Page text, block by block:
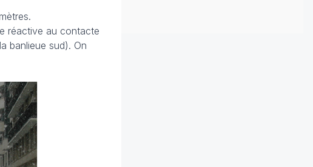
réactive au contacte
banlieue sud). On